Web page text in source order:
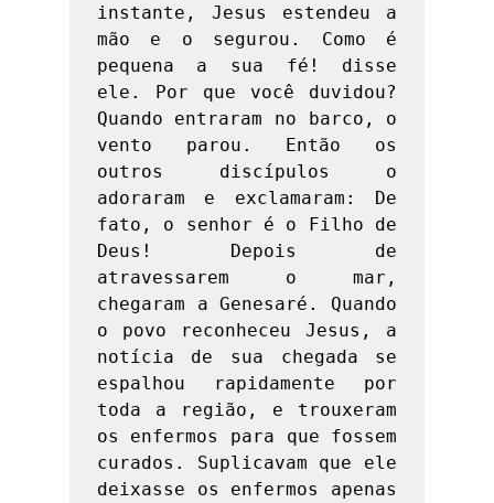
instante, Jesus estendeu a
mão e o segurou. Como é
pequena a sua fé! disse
ele. Por que você duvidou?
Quando entraram no barco, o
vento parou. Então os
outros discípulos o
adoraram e exclamaram: De
fato, o senhor é o Filho de
Deus! Depois de
atravessarem o mar,
chegaram a Genesaré. Quando
o povo reconheceu Jesus, a
notícia de sua chegada se
espalhou rapidamente por
toda a região, e trouxeram
os enfermos para que fossem
curados. Suplicavam que ele
deixasse os enfermos apenas